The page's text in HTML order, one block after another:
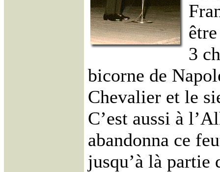
3
bicorne de
Chevalier et le
C’est aussi à
abandonna ce
jusqu’à là partie